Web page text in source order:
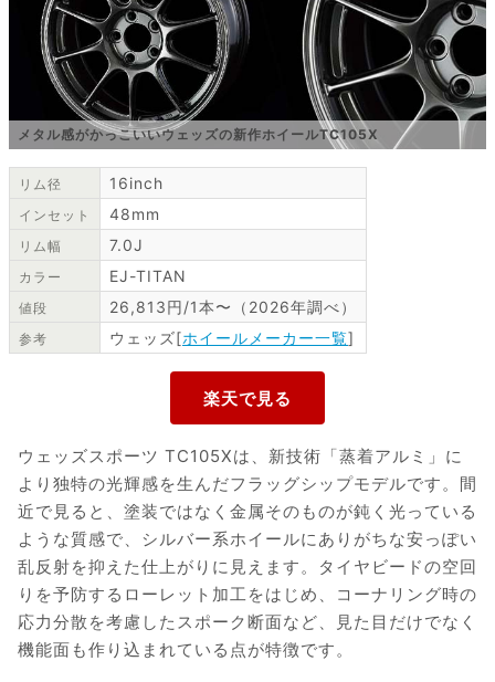
メタル感がかっこいいウェッズの新作ホイールTC105X
リム径 16inch
インセット 48mm
リム幅 7.0J
カラー EJ-TITAN
値段 26,813円/1本〜（2026年調べ）
参考 ウェッズ[ホイールメーカー一覧]
ウェッズスポーツ TC105Xは、新技術「蒸着アルミ」に
より独特の光輝感を生んだフラッグシップモデルです。間
近で見ると、塗装ではなく金属そのものが鈍く光っている
ような質感で、シルバー系ホイールにありがちな安っぽい
乱反射を抑えた仕上がりに見えます。タイヤビードの空回
りを予防するローレット加工をはじめ、コーナリング時の
応力分散を考慮したスポーク断面など、見た目だけでなく
機能面も作り込まれている点が特徴です。